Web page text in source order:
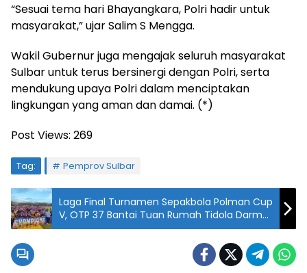
“Sesuai tema hari Bhayangkara, Polri hadir untuk
masyarakat,” ujar Salim S Mengga.
Wakil Gubernur juga mengajak seluruh masyarakat
Sulbar untuk terus bersinergi dengan Polri, serta
mendukung upaya Polri dalam menciptakan
lingkungan yang aman dan damai. (*)
Post Views: 269
Tag: Pemprov Sulbar
Laga Final Turnamen Sepakbola Polman Cup
V, OTP 37 Bantai Tuan Rumah Tidola Darma
Dengan Skor 5-1